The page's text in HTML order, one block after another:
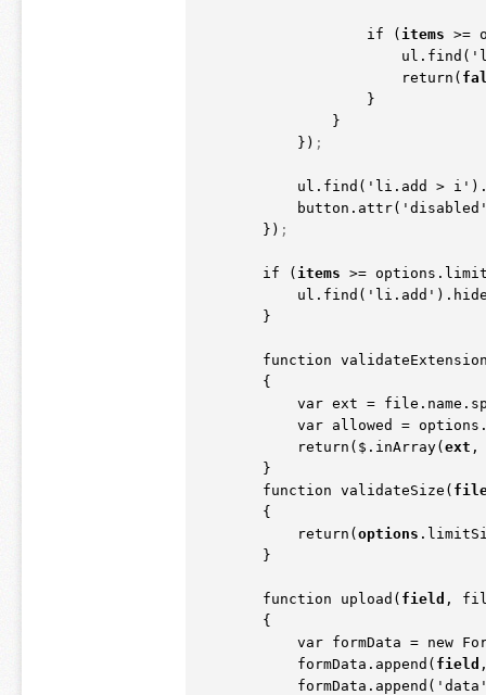
                    if
( items >=
                        ul.find
(
                        return
(
            })
;
            ul.find
( 'li.add > i')
            button.attr
(
        })
;
        if
( items >=
            ul.find
( 'li.add')
function
var ext =
var allowed =
            return
( $.inArray(ext ,
        function validateSize
(
            return
(options
        function upload
( field ,
var formData = new
            formData.append
( field
            formData.append
(